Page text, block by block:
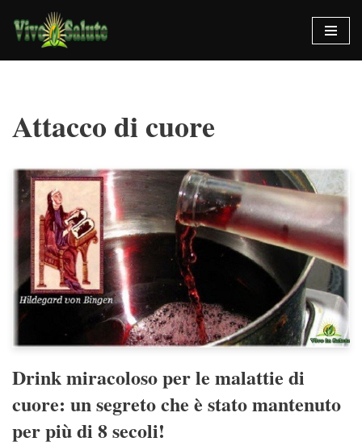
Vai
al
Attacco di cuore
Drink miracoloso per le malattie di
cuore: un segreto che è stato mantenuto
per più di 8 secoli!